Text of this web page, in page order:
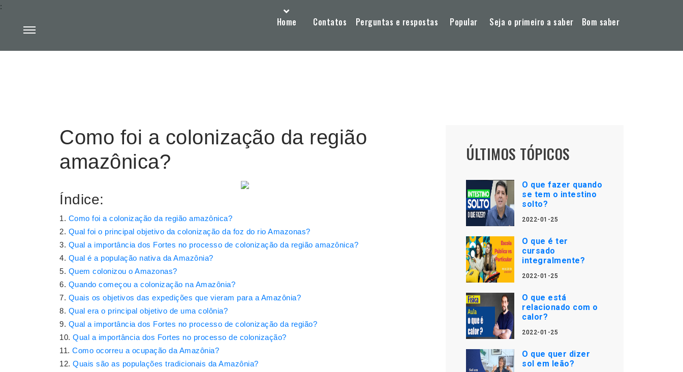
Home Contatos Perguntas e respostas Popular Seja o primeiro a saber Bom saber
:
Como foi a colonização da região
amazônica?
Índice:
Como foi a colonização da região amazônica?
Qual foi o principal objetivo da colonização da foz do rio Amazonas?
Qual a importância dos Fortes no processo de colonização da região amazônica?
Qual é a população nativa da Amazônia?
Quem colonizou o Amazonas?
Quando começou a colonização na Amazônia?
Quais os objetivos das expedições que vieram para a Amazônia?
Qual era o principal objetivo de uma colônia?
Qual a importância dos Fortes no processo de colonização da região?
Qual a importância dos Fortes no processo de colonização?
Como ocorreu a ocupação da Amazônia?
Quais são as populações tradicionais da Amazônia?
ÚLTIMOS TÓPICOS
O que fazer quando
se tem o intestino
solto?
2022-01-25
O que é ter
cursado
integralmente?
2022-01-25
O que está
relacionado com o
calor?
2022-01-25
O que quer dizer
sol em leão?